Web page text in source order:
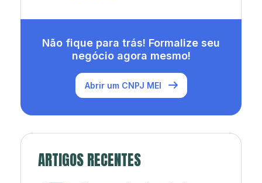
Não fique para trás! Formalize seu
negócio agora mesmo!
Abrir um CNPJ MEI
ARTIGOS RECENTES